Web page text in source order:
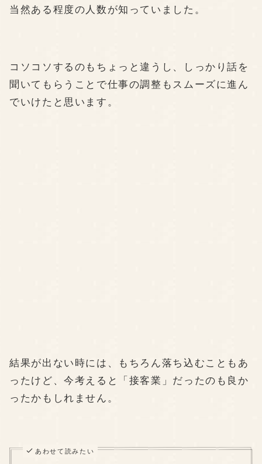
当然ある程度の人数が知っていました。
コソコソするのもちょっと違うし、しっかり話を
聞いてもらうことで仕事の調整もスムーズに進ん
でいけたと思います。
結果が出ない時には、もちろん落ち込むこともあ
ったけど、今考えると「接客業」だったのも良か
ったかもしれません。
あわせて読みたい